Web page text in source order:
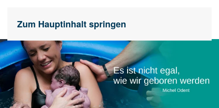
Zum Hauptinhalt springen